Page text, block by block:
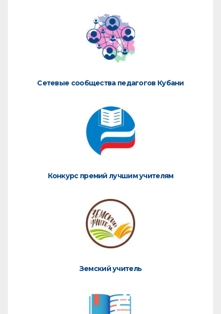
Сетевые сообщества педагогов Кубани
Конкурс премий лучшим учителям
Земский учитель